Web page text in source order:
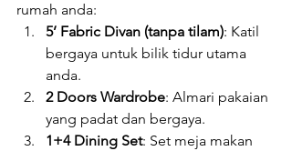
rumah anda:
5’ Fabric Divan (tanpa tilam): Katil
bergaya untuk bilik tidur utama
anda.
2 Doors Wardrobe: Almari pakaian
yang padat dan bergaya.
1+4 Dining Set: Set meja makan